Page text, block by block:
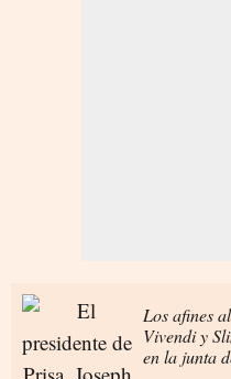
Los afines
Vivendi y
en la junta